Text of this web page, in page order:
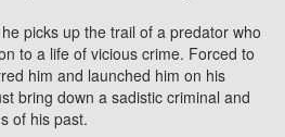
picks up the trail of a predator who
to a life of vicious crime. Forced to
him and launched him on his
bring down a sadistic criminal and
of his past.